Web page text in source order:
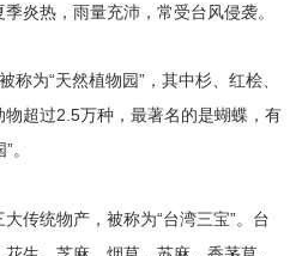
炎热，雨量充沛，常受台风侵袭。
为“天然植物园”，其中杉、红桧、
超过2.5万种，最著名的是蝴蝶，有
。
统物产，被称为“台湾三宝”。台